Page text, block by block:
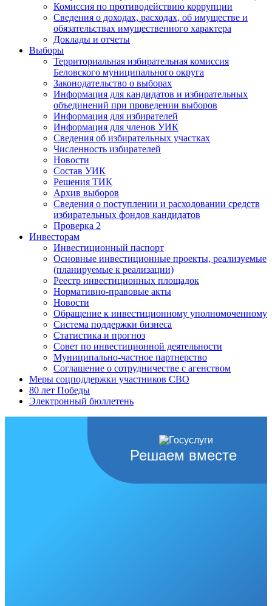
Комиссия по противодействию коррупции
Сведения о доходах, расходах, об имуществе и
обязательствах имущественного характера
Доклады и отчеты
Выборы
Территориальная избирательная комиссия
Беловского муниципального округа
Законодательство о выборах
Информация для кандидатов и избирательных
объединений при проведении выборов
Информация для избирателей
Информация для членов УИК
Сведения об избирательных участках
Численность избирателей
Новости
Состав УИК
Решения ТИК
Архив выборов
Сведения о поступлении и расходовании средств
избирательных фондов кандидатов
Проверка 2
Инвесторам
Инвестиционный паспорт
Основные инвестиционные проекты, реализуемые
(планируемые к реализации)
Реестр инвестиционных площадок
Нормативно-правовые акты
Новости
Обращение к инвестиционному уполномоченному
Система поддержки бизнеса
Статистика и прогноз
Совет по инвестиционной деятельности
Муниципально-частное партнерство
Соглашение о сотрудничестве с агенством
Меры соцподдержки участников СВО
80 лет Победы
Электронный бюллетень
Решаем вместе